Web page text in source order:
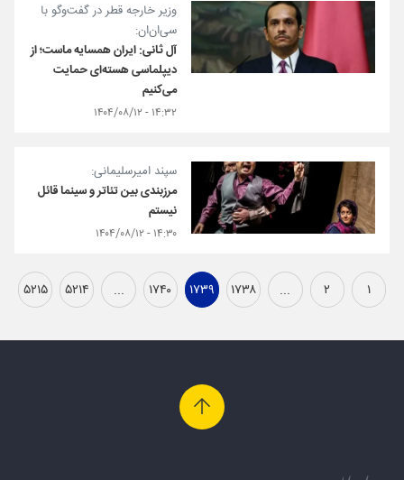
وزیر خارجه قطر در گفت‌وگو با
سی‌ان‌ان:
آل ثانی: ایران همسایه ماست؛ از
دیپلماسی هسته‌ای حمایت
می‌کنیم
۱۴:۳۲ - ۱۴۰۴/۰۸/۱۲
سپند امیرسلیمانی:
مرزبندی بین تئاتر و سینما قائل
نیستم
۱۴:۳۰ - ۱۴۰۴/۰۸/۱۲
۱ ۲ ... ۱۷۳۸ ۱۷۳۹ ۱۷۴۰ ... ۵۲۱۴ ۵۲۱۵